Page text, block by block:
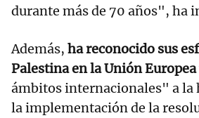
durante más de 70 años", ha
Además, ha reconocido sus
Palestina en la Unión Europea
ámbitos internacionales" a la
la implementación de la